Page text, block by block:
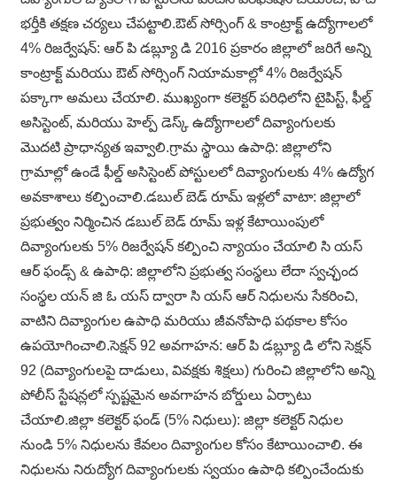
భర్తీకి తక్షణ చర్యలు చేపట్టాలి.ఔట్ సోర్సింగ్ & కాంట్రాక్ట్ ఉద్యోగాలలో
4% రిజర్వేషన్: ఆర్ పి డబ్ల్యూ డి 2016 ప్రకారం జిల్లాలో జరిగే అన్ని
కాంట్రాక్ట్ మరియు ఔట్ సోర్సింగ్ నియామకాల్లో 4% రిజర్వేషన్
పక్కాగా అమలు చేయాలి. ముఖ్యంగా కలెక్టర్ పరిధిలోని టైపిస్ట్, ఫీల్డ్
అసిస్టెంట్, మరియు హెల్ప్ డెస్క్ ఉద్యోగాలలో దివ్యాంగులకు
మొదటి ప్రాధాన్యత ఇవ్వాలి.గ్రామ స్థాయి ఉపాధి: జిల్లాలోని
గ్రామాల్లో ఉండే ఫీల్డ్ అసిస్టెంట్ పోస్టులలో దివ్యాంగులకు 4% ఉద్యోగ
అవకాశాలు కల్పించాలి.డబుల్ బెడ్ రూమ్ ఇళ్లలో వాటా: జిల్లాలో
ప్రభుత్వం నిర్మించిన డబుల్ బెడ్ రూమ్ ఇళ్ల కేటాయింపులో
దివ్యాంగులకు 5% రిజర్వేషన్ కల్పించి న్యాయం చేయాలి సి యస్
ఆర్ ఫండ్స్ & ఉపాధి: జిల్లాలోని ప్రభుత్వ సంస్థలు లేదా స్వచ్ఛంద
సంస్థల యన్ జి ఓ యస్ ద్వారా సి యస్ ఆర్ నిధులను సేకరించి,
వాటిని దివ్యాంగుల ఉపాధి మరియు జీవనోపాధి పథకాల కోసం
ఉపయోగించాలి.సెక్షన్ 92 అవగాహన: ఆర్ పి డబ్ల్యూ డి లోని సెక్షన్
92 (దివ్యాంగులపై దాడులు, వివక్షకు శిక్షలు) గురించి జిల్లాలోని అన్ని
పోలీస్ స్టేషన్లలో స్పష్టమైన అవగాహన బోర్డులు ఏర్పాటు
చేయాలి.జిల్లా కలెక్టర్ ఫండ్ (5% నిధులు): జిల్లా కలెక్టర్ నిధుల
నుండి 5% నిధులను కేవలం దివ్యాంగుల కోసం కేటాయించాలి. ఈ
నిధులను నిరుద్యోగ దివ్యాంగులకు స్వయం ఉపాధి కల్పించేందుకు